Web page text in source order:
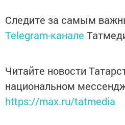
Следите за самым
Telegram-канале
Читайте новости
национальном
https://max.ru/tatmedia